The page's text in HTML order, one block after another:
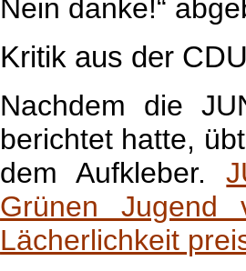
Nein danke!“
Kritik aus der
Nachdem die
berichtet hatte,
dem Aufkleber.
Grünen
Lächerlichkeit